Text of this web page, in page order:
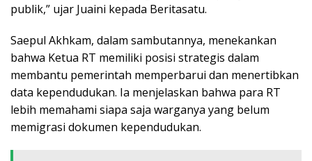
publik,” ujar Juaini kepada Beritasatu.
Saepul Akhkam, dalam sambutannya, menekankan
bahwa Ketua RT memiliki posisi strategis dalam
membantu pemerintah memperbarui dan menertibkan
data kependudukan. Ia menjelaskan bahwa para RT
lebih memahami siapa saja warganya yang belum
memigrasi dokumen kependudukan.